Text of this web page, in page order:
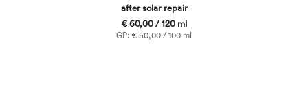
after solar repair
€ 60,00 / 120 ml
GP: € 50,00 / 100 ml